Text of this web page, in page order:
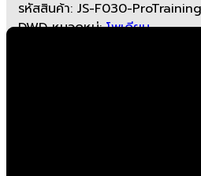
รหัสสินค้า: JS-F030-
DWD หมวดหมู่:โพเดียม